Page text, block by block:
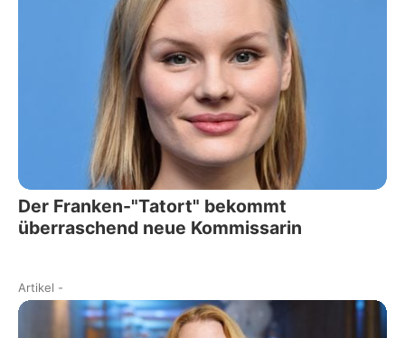
Der Franken-"Tatort" bekommt
überraschend neue Kommissarin
Artikel -